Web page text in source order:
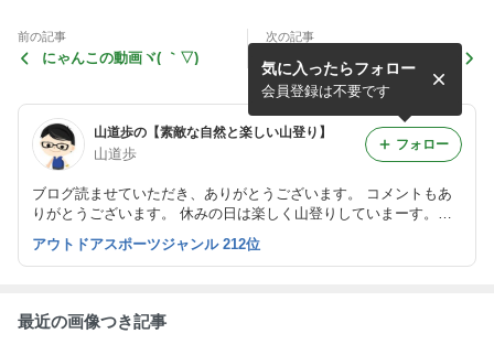
前の記事
にゃんこの動画ヾ( ｀▽)ゞ
次の記事
しろにゃんの動画 γ(▽´ )ﾂ
山道歩の【素敵な自然と楽しい山登り】
山道歩
ブログ読ませていただき、ありがとうございます。 コメントもあ
りがとうございます。 休みの日は楽しく山登りしていまーす。 o
気に入ったらフォロー
会員登録は不要です
フォロー
アウトドアスポーツジャンル 212位
最近の画像つき記事